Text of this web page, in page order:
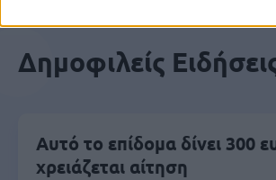
Δημοφιλείς
Αυτό το επίδομα δίνει 300
χρειάζεται αίτηση